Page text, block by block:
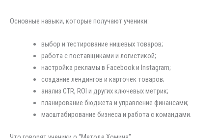
Основные навыки, которые получают ученики:
выбор и тестирование нишевых товаров;
работа с поставщиками и логистикой;
настройка рекламы в Facebook и Instagram;
создание лендингов и карточек товаров;
анализ CTR, ROI и других ключевых метрик;
планирование бюджета и управление финансами;
масштабирование бизнеса и работа с командами.